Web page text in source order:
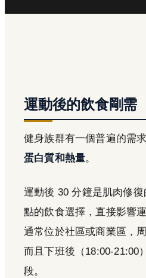
運動後的飲食剛需
健身族群有一個普遍的需求
蛋白質和熱量。
運動後 30 分鐘是肌肉修
點的飲食選擇，直接影響
通常位於社區或商業區，
而且下班後（18:00-21:00
段。